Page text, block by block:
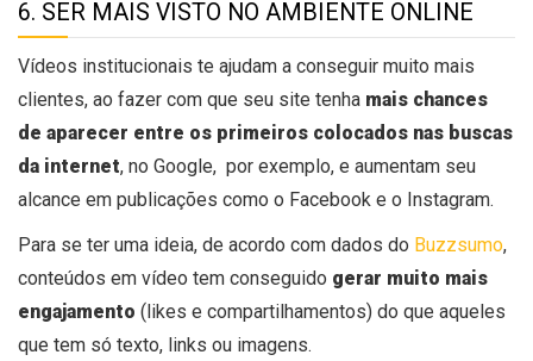
6. SER MAIS VISTO NO AMBIENTE ONLINE
Vídeos institucionais te ajudam a conseguir muito mais
clientes, ao fazer com que seu site tenha mais chances
de aparecer entre os primeiros colocados nas buscas
da internet, no Google, por exemplo, e aumentam seu
alcance em publicações como o Facebook e o Instagram.
Para se ter uma ideia, de acordo com dados do Buzzsumo,
conteúdos em vídeo tem conseguido gerar muito mais
engajamento (likes e compartilhamentos) do que aqueles
que tem só texto, links ou imagens.